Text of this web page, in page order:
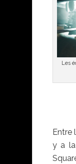
Les
Entre
y a la